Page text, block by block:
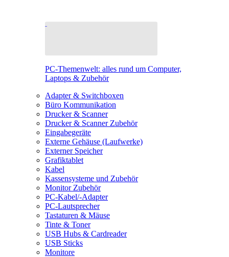
PC-Themenwelt: alles rund um Computer,
Laptops & Zubehör
Adapter & Switchboxen
Büro Kommunikation
Drucker & Scanner
Drucker & Scanner Zubehör
Eingabegeräte
Externe Gehäuse (Laufwerke)
Externer Speicher
Grafiktablet
Kabel
Kassensysteme und Zubehör
Monitor Zubehör
PC-Kabel/-Adapter
PC-Lautsprecher
Tastaturen & Mäuse
Tinte & Toner
USB Hubs & Cardreader
USB Sticks
Monitore